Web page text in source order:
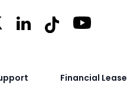
LinkedInTiktok YouTube
Financial Lease